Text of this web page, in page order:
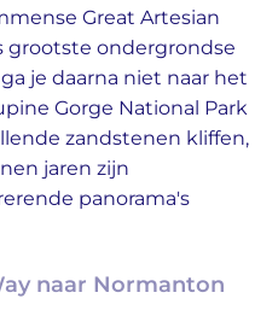
Great Artesian
grootste ondergrondse
je daarna niet naar het
Gorge National Park
zandstenen kliffen,
jaren zijn
panorama's
naar Normanton